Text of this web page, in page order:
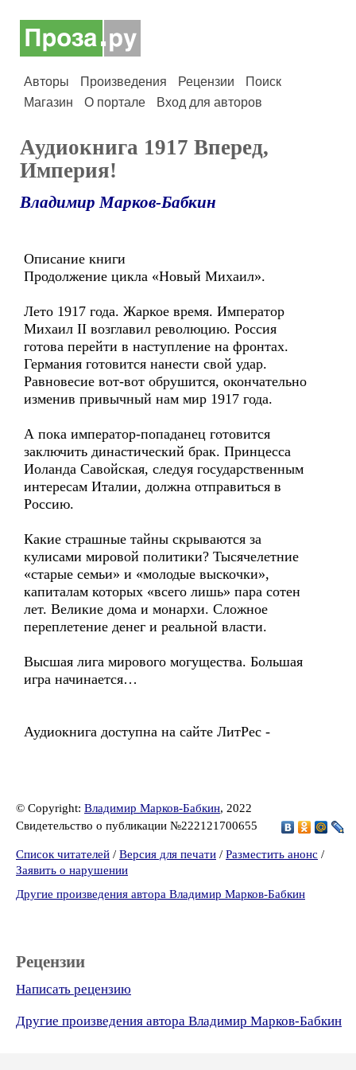
Авторы Произведения Рецензии
Поиск
Магазин
О портале Вход для авторов
Аудиокнига 1917 Вперед,
Империя!
Владимир Марков-Бабкин
Описание книги
Продолжение цикла «Новый Михаил».
Лето 1917 года. Жаркое время. Император
Михаил II возглавил революцию. Россия
готова перейти в наступление на фронтах.
Германия готовится нанести свой удар.
Равновесие вот-вот обрушится, окончательно
изменив привычный нам мир 1917 года.
А пока император-попаданец готовится
заключить династический брак. Принцесса
Иоланда Савойская, следуя государственным
интересам Италии, должна отправиться в
Россию.
Какие страшные тайны скрываются за
кулисами мировой политики? Тысячелетние
«старые семьи» и «молодые выскочки»,
капиталам которых «всего лишь» пара сотен
лет. Великие дома и монархи. Сложное
переплетение денег и реальной власти.
Высшая лига мирового могущества. Большая
игра начинается…
Аудиокнига доступна на сайте ЛитРес -
© Copyright: Владимир Марков-Бабкин, 2022
Свидетельство о публикации №222121700655
Список читателей / Версия для печати / Разместить анонс /
Заявить о нарушении
Другие произведения автора Владимир Марков-Бабкин
Рецензии
Написать рецензию
Другие произведения автора Владимир Марков-Бабкин